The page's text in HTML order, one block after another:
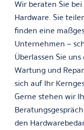
Wir beraten Sie
Hardware. Sie
finden eine
Unternehmen –
Überlassen Sie
Wartung und
sich auf Ihr
Gerne stehen wir
den